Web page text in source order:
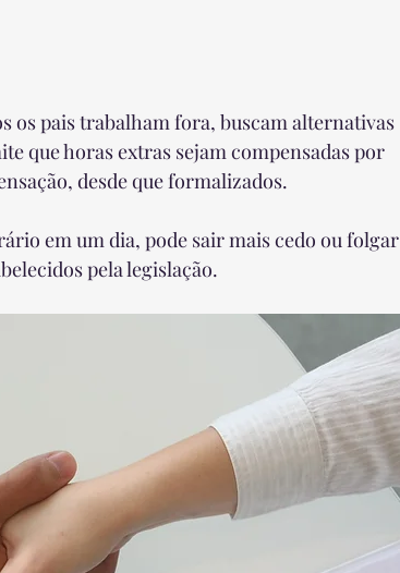
os pais trabalham fora, buscam alternativas
que horas extras sejam compensadas por
desde que formalizados.
em um dia, pode sair mais cedo ou folgar
pela legislação.